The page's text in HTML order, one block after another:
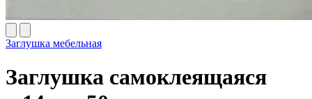
Заглушка мебельная
Заглушка самоклеящаяся